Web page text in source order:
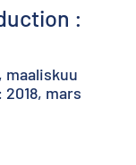
:
maaliskuu
mars